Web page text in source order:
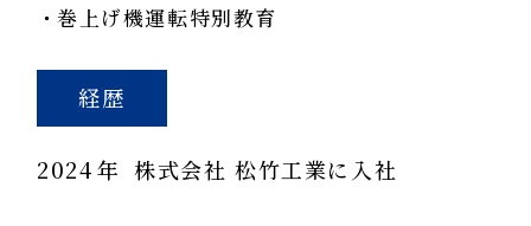
巻上げ機運転特別教育
経歴
2024年 株式会社 松竹工業に入社